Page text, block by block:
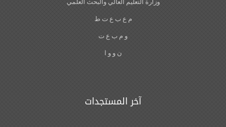
وزارة التعليم العالي والبحث العلمي
م ع ب ع ت ط
و م ب ع ت
ن و و ا
آخر المستجدات